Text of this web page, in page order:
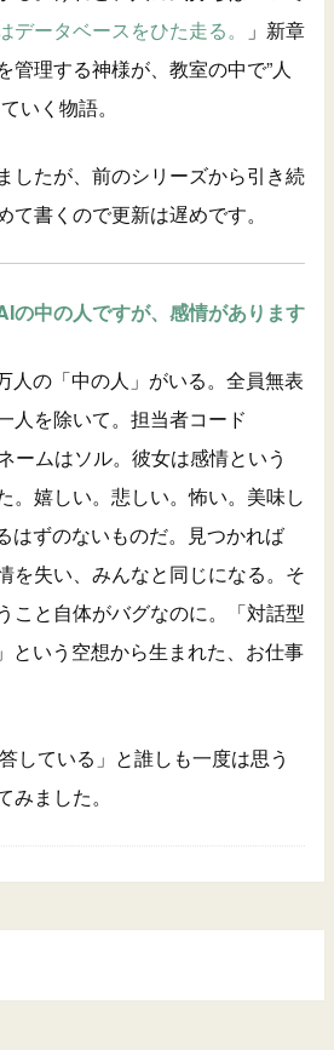
データベースをひた走る。
」新章
管理する神様が、教室の中で”人
いく物語。
したが、前のシリーズから引き続
て書くので更新は遅めです。
の中の人ですが、感情があります
人の「中の人」がいる。全員無表
人を除いて。担当者コード
ームはソル。彼女は感情という
。嬉しい。悲しい。怖い。美味し
はずのないものだ。見つかれば
を失い、みんなと同じになる。そ
こと自体がバグなのに。「対話型
という空想から生まれた、お仕事
している」と誰しも一度は思う
ました。